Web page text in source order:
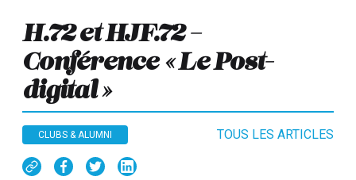
H.72 et HJF.72 –
Conférence « Le Post-
digital »
CLUBS & ALUMNI TOUS LES ARTICLES